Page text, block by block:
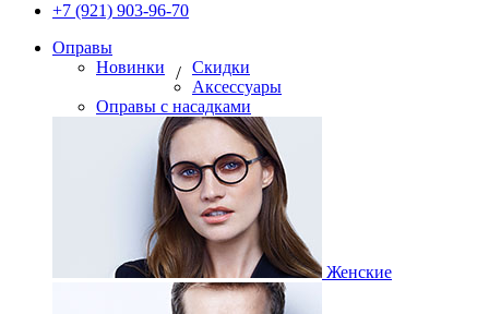
+7 (921) 903-96-70
Оправы
Новинки
/ Скидки
Аксессуары
Оправы с насадками
Женские